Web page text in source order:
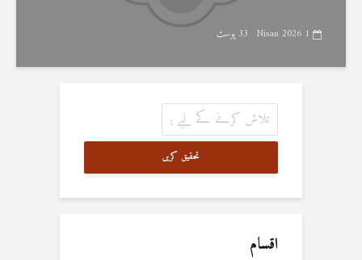
1 Nisan 2026 33 پوسٹ
تحقیق کریں
اقسام